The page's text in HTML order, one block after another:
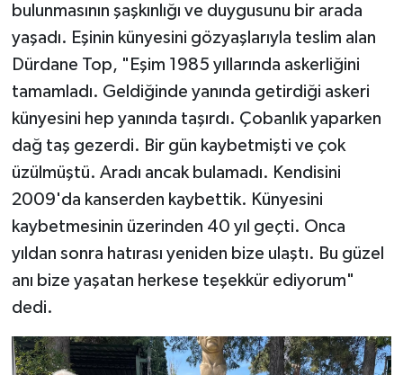
bulunmasının şaşkınlığı ve duygusunu bir arada
yaşadı. Eşinin künyesini gözyaşlarıyla teslim alan
Dürdane Top, "Eşim 1985 yıllarında askerliğini
tamamladı. Geldiğinde yanında getirdiği askeri
künyesini hep yanında taşırdı. Çobanlık yaparken
dağ taş gezerdi. Bir gün kaybetmişti ve çok
üzülmüştü. Aradı ancak bulamadı. Kendisini
2009'da kanserden kaybettik. Künyesini
kaybetmesinin üzerinden 40 yıl geçti. Onca
yıldan sonra hatırası yeniden bize ulaştı. Bu güzel
anı bize yaşatan herkese teşekkür ediyorum"
dedi.